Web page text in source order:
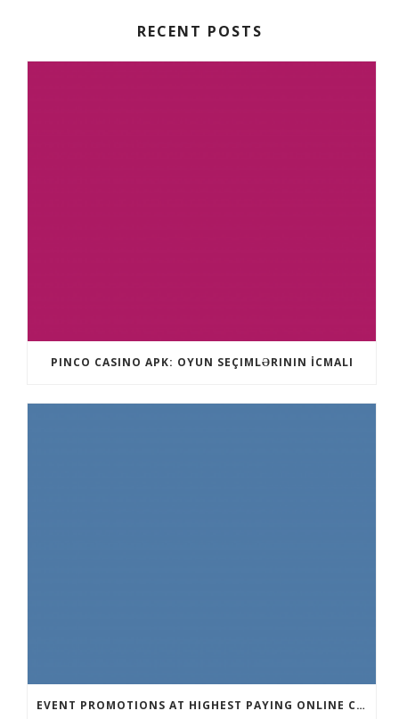
RECENT POSTS
PINCO CASINO APK: OYUN SEÇIMLƏRININ İCMALI
EVENT PROMOTIONS AT HIGHEST PAYING ONLINE CASINOS WITH BEST RTP